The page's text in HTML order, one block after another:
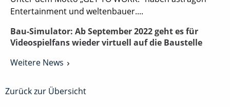
Entertainment und weltenbauer....
Bau-Simulator: Ab September 2022 geht es für
Videospielfans wieder virtuell auf die Baustelle
Weitere News
Zurück zur Übersicht